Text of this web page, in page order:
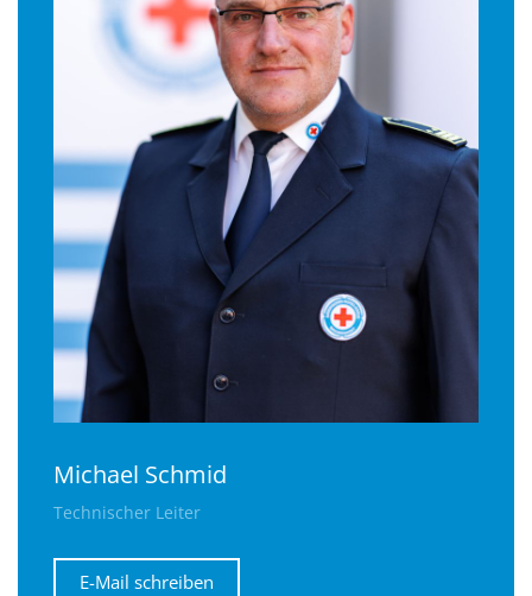
Michael Schmid
Technischer Leiter
E-Mail schreiben